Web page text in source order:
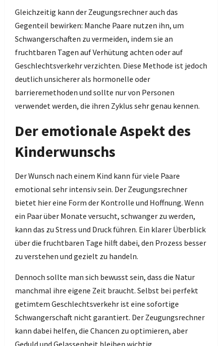
Gleichzeitig kann der Zeugungsrechner auch das
Gegenteil bewirken: Manche Paare nutzen ihn, um
Schwangerschaften zu vermeiden, indem sie an
fruchtbaren Tagen auf Verhütung achten oder auf
Geschlechtsverkehr verzichten. Diese Methode ist jedoch
deutlich unsicherer als hormonelle oder
barrieremethoden und sollte nur von Personen
verwendet werden, die ihren Zyklus sehr genau kennen.
Der emotionale Aspekt des
Kinderwunschs
Der Wunsch nach einem Kind kann für viele Paare
emotional sehr intensiv sein. Der Zeugungsrechner
bietet hier eine Form der Kontrolle und Hoffnung. Wenn
ein Paar über Monate versucht, schwanger zu werden,
kann das zu Stress und Druck führen. Ein klarer Überblick
über die fruchtbaren Tage hilft dabei, den Prozess besser
zu verstehen und gezielt zu handeln.
Dennoch sollte man sich bewusst sein, dass die Natur
manchmal ihre eigene Zeit braucht. Selbst bei perfekt
getimtem Geschlechtsverkehr ist eine sofortige
Schwangerschaft nicht garantiert. Der Zeugungsrechner
kann dabei helfen, die Chancen zu optimieren, aber
Geduld und Gelassenheit bleiben wichtig.